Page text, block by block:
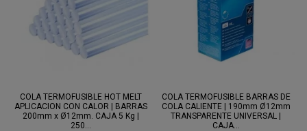
COLA TERMOFUSIBLE HOT MELT
APLICACION CON CALOR | BARRAS
200mm x Ø12mm. CAJA 5 Kg |
250...
COLA TERMOFUSIBLE BARRAS DE
COLA CALIENTE | 190mm Ø12mm
TRANSPARENTE UNIVERSAL |
CAJA...